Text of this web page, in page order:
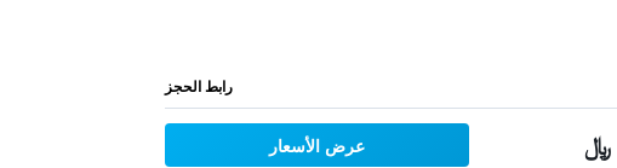
رابط الحجز
عرض الأسعار